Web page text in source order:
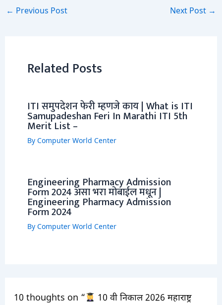
← Previous Post Next Post →
Related Posts
ITI समुपदेशन फेरी म्हणजे काय | What is ITI
Samupadeshan Feri In Marathi ITI 5th
Merit List –
By Computer World Center
Engineering Pharmacy Admission
Form 2024 असा भरा मोबाईल मधून |
Engineering Pharmacy Admission
Form 2024
By Computer World Center
10 thoughts on “
10 वी निकाल 2026 महाराष्ट्र